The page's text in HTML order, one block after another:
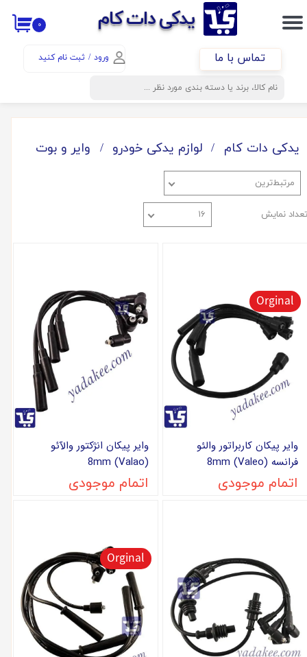
​​یدکی دات کام
ورود / ثبت نام کنید
حساب کاربری من
تغییر گذر واژه
سفارشات
خروج از حساب کاربری
۰
تماس با ما
یدکی دات کام لوازم یدکی خودرو وایر و بوت
مرتبط‌ترین
تعداد نمایش ۱۶
وایر پیکان کاربراتور والئو
فرانسه (Valeo) 8mm
اتمام موجودی
Orginal
وایر پیکان انژکتور والآئو
(Valao) 8mm
اتمام موجودی
Orginal